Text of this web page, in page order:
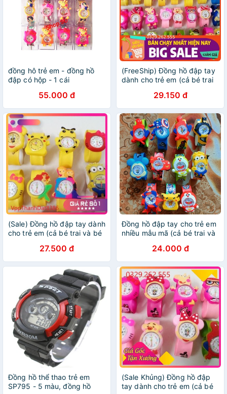
đồng hô trẻ em - đồng hồ
đập có hộp - 1 cái
55.000 đ
(FreeShip) Đồng hồ đập tay
dành cho trẻ em (cả bé trai
29.150 đ
(Sale) Đồng hồ đập tay dành
cho trẻ em (cả bé trai và bé
27.500 đ
Đồng hồ đập tay cho trẻ em
nhiều mẫu mã (cả bé trai và
24.000 đ
Đồng hồ thể thao trẻ em
SP795 - 5 màu, đồng hồ
(Sale Khủng) Đồng hồ đập
tay dành cho trẻ em (cả bé